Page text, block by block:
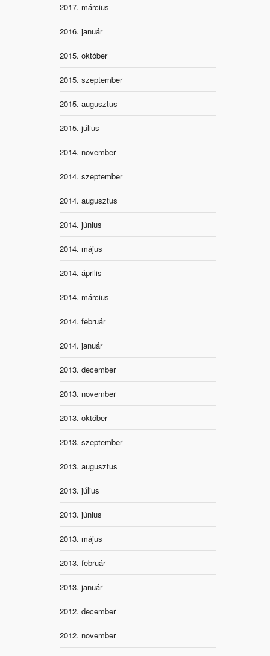
2017. március
2016. január
2015. október
2015. szeptember
2015. augusztus
2015. július
2014. november
2014. szeptember
2014. augusztus
2014. június
2014. május
2014. április
2014. március
2014. február
2014. január
2013. december
2013. november
2013. október
2013. szeptember
2013. augusztus
2013. július
2013. június
2013. május
2013. február
2013. január
2012. december
2012. november